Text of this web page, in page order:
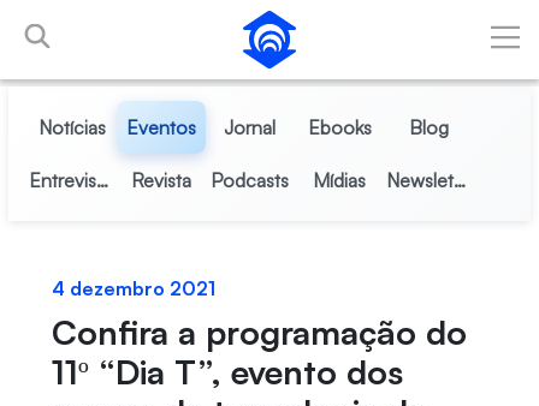
Pular para o Conteúdo principal
Notícias Eventos Jornal Ebooks Blog
Entrevistas Revista Podcasts Mídias Newsletter
4 dezembro 2021
Confira a programação do
11º “Dia T”, evento dos